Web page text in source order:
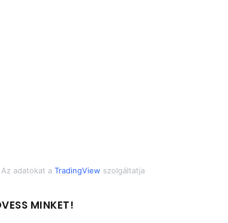
Az adatokat a TradingView szolgáltatja
MINKET!